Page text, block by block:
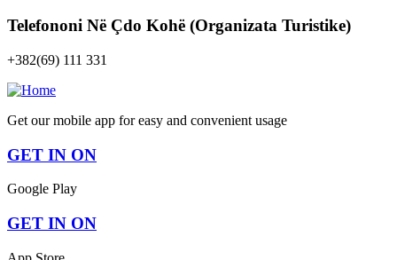
Telefononi Në Çdo Kohë (Organizata Turistike)
+382(69) 111 331
Get our mobile app for easy and convenient usage
GET IN ON
Google Play
GET IN ON